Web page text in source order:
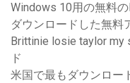
Windows 10用の無料
ダウンロードした無料
Brittinie losie taylor
ド
米国で最もダウンロー